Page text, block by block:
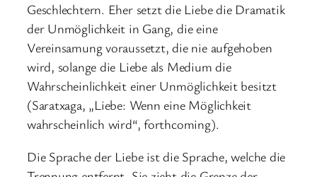
Geschlechtern. Eher setzt die Liebe die Dramatik
der Unmöglichkeit in Gang, die eine
Vereinsamung voraussetzt, die nie aufgehoben
wird, solange die Liebe als Medium die
Wahrscheinlichkeit einer Unmöglichkeit besitzt
(Saratxaga, „Liebe: Wenn eine Möglichkeit
wahrscheinlich wird“, forthcoming).
Die Sprache der Liebe ist die Sprache, welche die